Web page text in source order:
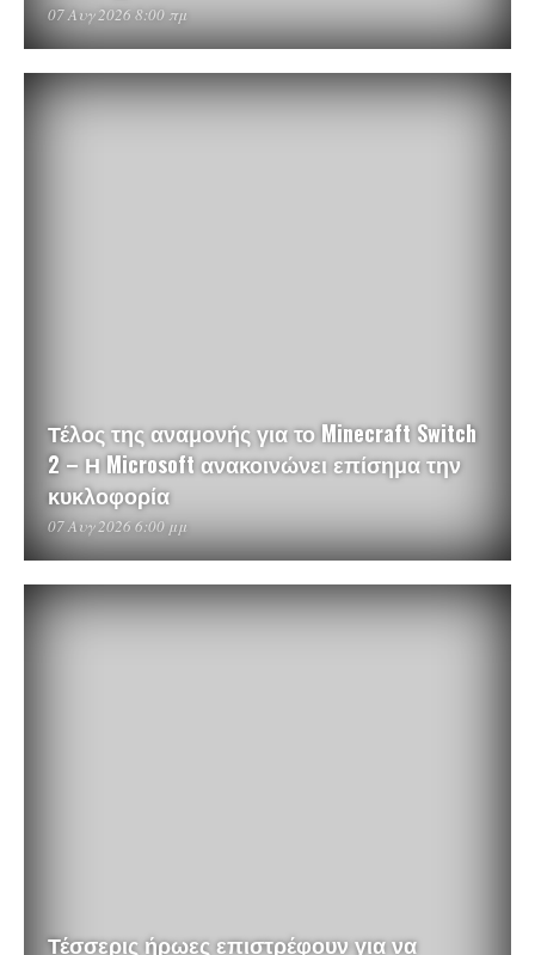
07 Αυγ 2026 8:00 πμ
Τέλος της αναμονής για το Minecraft Switch
2 – Η Microsoft ανακοινώνει επίσημα την
κυκλοφορία
07 Αυγ 2026 6:00 μμ
Τέσσερις ήρωες επιστρέφουν για να